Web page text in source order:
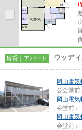
(
賃貸｜アパート ウッデ
岡山電気
公会堂前
岡山電気
会堂前」
岡山電気
会堂前」